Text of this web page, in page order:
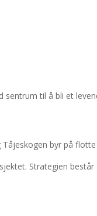
til å bli et
byr på
Strategien